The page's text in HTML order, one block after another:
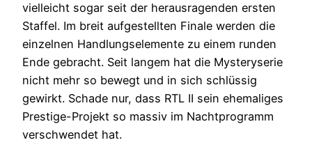
vielleicht sogar seit der herausragenden ersten
Staffel. Im breit aufgestellten Finale werden die
einzelnen Handlungselemente zu einem runden
Ende gebracht. Seit langem hat die Mysteryserie
nicht mehr so bewegt und in sich schlüssig
gewirkt. Schade nur, dass RTL II sein ehemaliges
Prestige-Projekt so massiv im Nachtprogramm
verschwendet hat.